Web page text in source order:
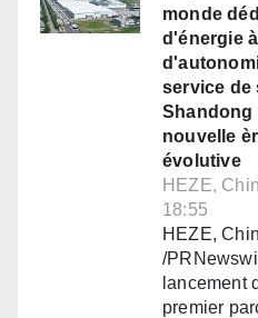
monde
d'énergie
service de
Shandong
nouvelle
évolutive
HEZE,
18:55
HEZE,
/
lancement
premier